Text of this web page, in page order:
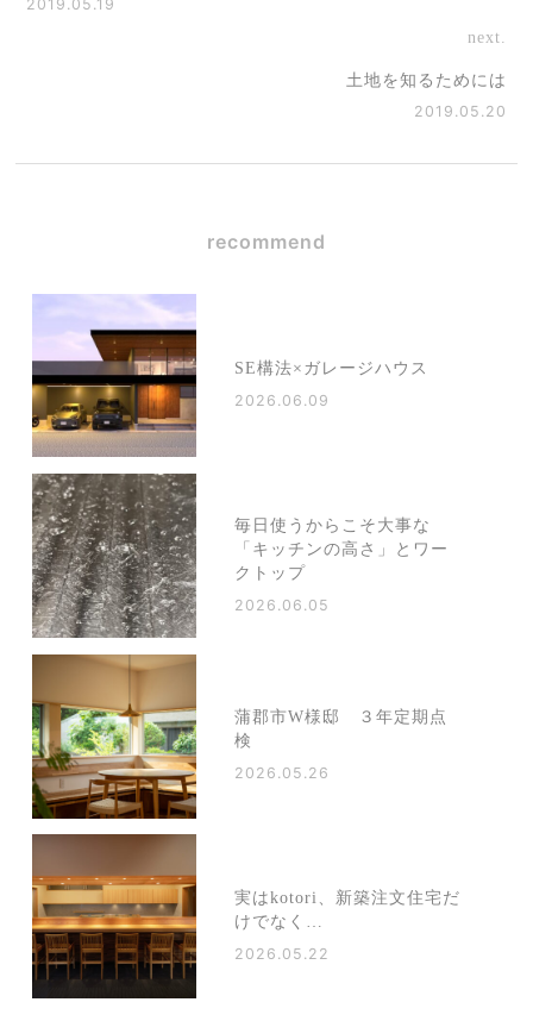
2019.05.19
next.
土地を知るためには
2019.05.20
recommend
SE構法×ガレージハウス
2026.06.09
毎日使うからこそ大事な
「キッチンの高さ」とワー
クトップ
2026.06.05
蒲郡市W様邸 ３年定期点
検
2026.05.26
実はkotori、新築注文住宅だ
けでなく…
2026.05.22